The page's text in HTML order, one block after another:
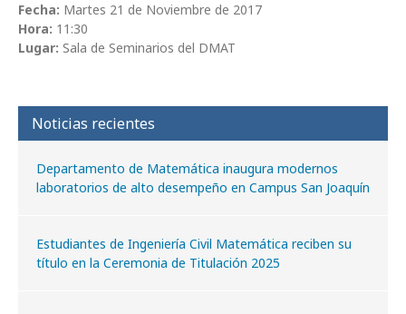
Fecha: Martes 21 de Noviembre de 2017
Hora: 11:30
Lugar: Sala de Seminarios del DMAT
Noticias recientes
Departamento de Matemática inaugura modernos
laboratorios de alto desempeño en Campus San Joaquín
Estudiantes de Ingeniería Civil Matemática reciben su
título en la Ceremonia de Titulación 2025